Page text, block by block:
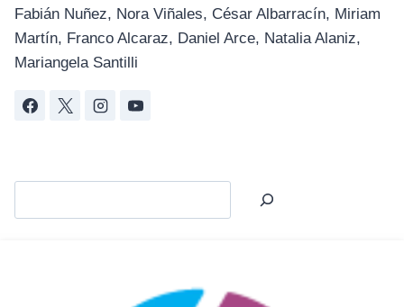
Fabián Nuñez, Nora Viñales, César Albarracín, Miriam
Martín, Franco Alcaraz, Daniel Arce, Natalia Alaniz,
Mariangela Santilli